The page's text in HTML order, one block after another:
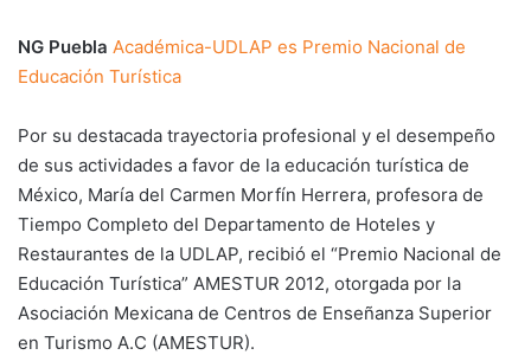
NG Puebla Académica-UDLAP es Premio Nacional de
Educación Turística
Por su destacada trayectoria profesional y el desempeño
de sus actividades a favor de la educación turística de
México, María del Carmen Morfín Herrera, profesora de
Tiempo Completo del Departamento de Hoteles y
Restaurantes de la UDLAP, recibió el “Premio Nacional de
Educación Turística” AMESTUR 2012, otorgada por la
Asociación Mexicana de Centros de Enseñanza Superior
en Turismo A.C (AMESTUR).